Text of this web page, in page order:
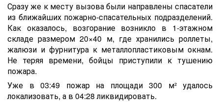
Сразу же к месту вызова были направлены спасатели
из ближайших пожарно-спасательных подразделений.
Как оказалось, возгорание возникло в 1-этажном
складе размером 20×40 м, где хранились роллеты,
жалюзи и фурнитура к металлопластиковым окнам.
Не теряя времени, бойцы приступили к тушению
пожара.
Уже в 03:49 пожар на площади 300 м² удалось
локализовать, а в 04:28 ликвидировать.